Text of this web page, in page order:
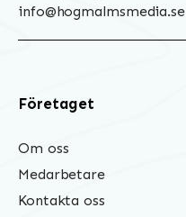
info@hogmalmsmedia.se
Företaget
Om oss
Medarbetare
Kontakta oss